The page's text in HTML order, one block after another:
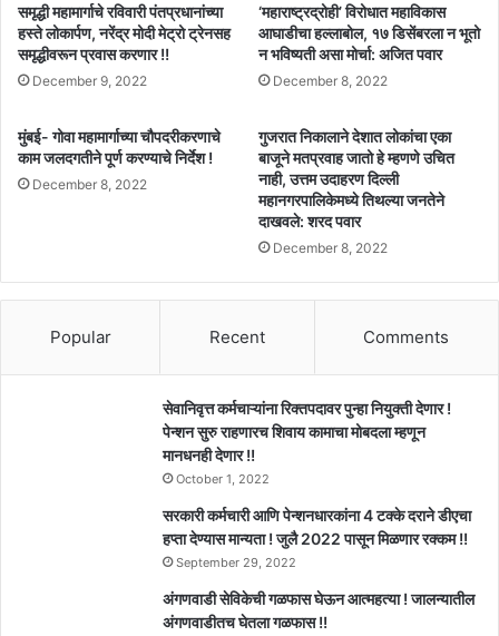
समृद्धी महामार्गाचे रविवारी पंतप्रधानांच्या
हस्ते लोकार्पण, नरेंद्र मोदी मेट्रो ट्रेनसह
समृद्धीवरून प्रवास करणार !!
December 9, 2022
‘महाराष्ट्रद्रोही’ विरोधात महाविकास
आघाडीचा हल्लाबोल, १७ डिसेंबरला न भूतो
न भविष्यती असा मोर्चा: अजित पवार
December 8, 2022
मुंबई- गोवा महामार्गाच्या चौपदरीकरणाचे
काम जलदगतीने पूर्ण करण्याचे निर्देश !
December 8, 2022
गुजरात निकालाने देशात लोकांचा एका
बाजूने मतप्रवाह जातो हे म्हणणे उचित
नाही, उत्तम उदाहरण दिल्ली
महानगरपालिकेमध्ये तिथल्या जनतेने
दाखवले: शरद पवार
December 8, 2022
Popular Recent Comments
सेवानिवृत्त कर्मचाऱ्यांना रिक्तपदावर पुन्हा नियुक्ती देणार !
पेन्शन सुरु राहणारच शिवाय कामाचा मोबदला म्हणून
मानधनही देणार !!
October 1, 2022
सरकारी कर्मचारी आणि पेन्शनधारकांना 4 टक्के दराने डीएचा
हप्ता देण्यास मान्यता ! जुलै 2022 पासून मिळणार रक्कम !!
September 29, 2022
अंगणवाडी सेविकेची गळफास घेऊन आत्महत्या ! जालन्यातील
अंगणवाडीतच घेतला गळफास !!